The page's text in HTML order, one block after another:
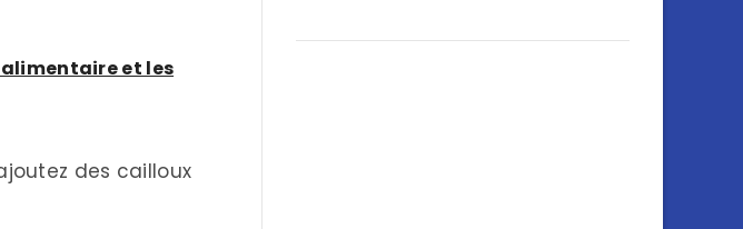
alimentaire et les
des cailloux